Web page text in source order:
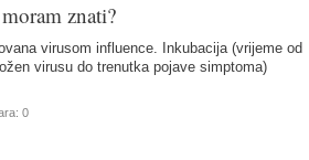
znati?
virusom influence. Inkubacija (vrijeme od
virusu do trenutka pojave simptoma)
0